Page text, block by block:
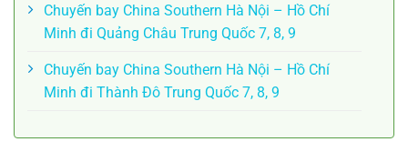
Chuyến bay China Southern Hà Nội – Hồ Chí
Minh đi Quảng Châu Trung Quốc 7, 8, 9
Chuyến bay China Southern Hà Nội – Hồ Chí
Minh đi Thành Đô Trung Quốc 7, 8, 9